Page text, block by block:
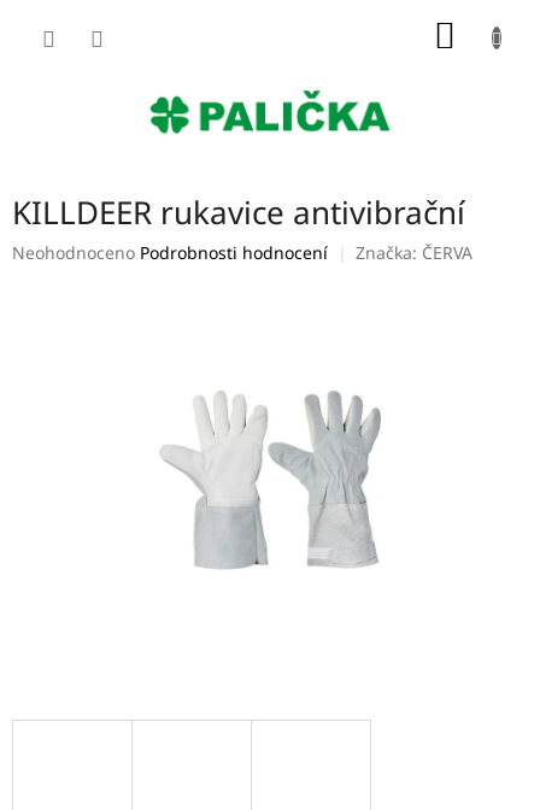
KILLDEER rukavice antivibrační
Průměrné
Neohodnoceno Podrobnosti hodnocení Značka: ČERVA